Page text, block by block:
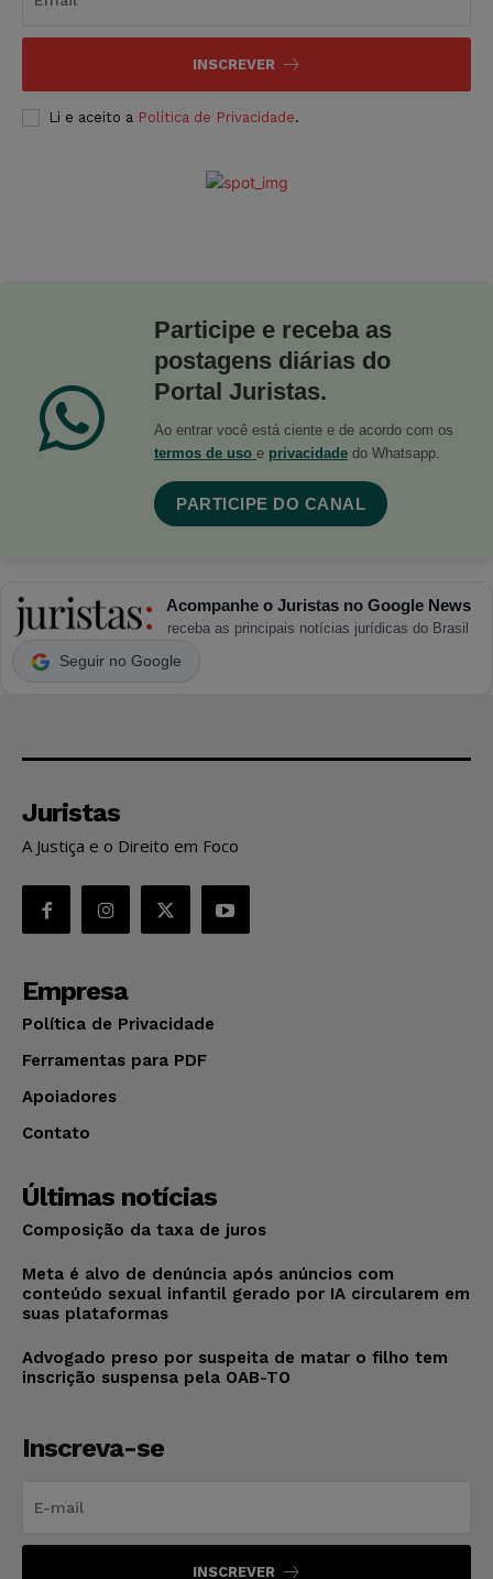
INSCREVER
Li e aceito a Política de Privacidade.
Participe e receba as
postagens diárias do
Portal Juristas.
Ao entrar você está ciente e de acordo com os
termos de uso e privacidade do Whatsapp.
PARTICIPE DO CANAL
Acompanhe o Juristas no Google News
receba as principais notícias jurídicas do Brasil
Seguir no Google
Juristas
A Justiça e o Direito em Foco
Empresa
Política de Privacidade
Ferramentas para PDF
Apoiadores
Contato
Últimas notícias
Composição da taxa de juros
Meta é alvo de denúncia após anúncios com
conteúdo sexual infantil gerado por IA circularem em
suas plataformas
Advogado preso por suspeita de matar o filho tem
inscrição suspensa pela OAB-TO
Inscreva-se
INSCREVER